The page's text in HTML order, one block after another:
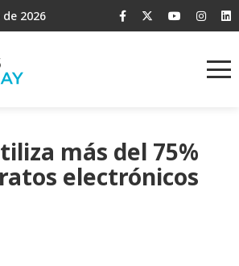
2026
más del 75%
electrónicos